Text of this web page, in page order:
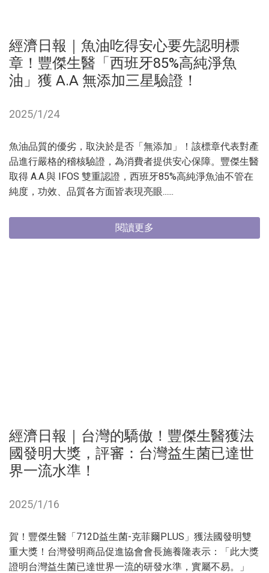
經濟日報｜魚油吃得安心要先認明標
章！豐傑生醫「西班牙85%高純淨魚
油」獲 A.A 無添加三星驗證！
2025/1/24
魚油品質的優劣，取決於是否「無添加」！該標章代表對產
品進行嚴格的稽核驗證，為消費者提供安心保障。豐傑生醫
取得 A.A.與 IFOS 雙重認證，西班牙85%高純淨魚油不管在
純度，功效、品質各方面皆表現亮眼......
閱讀更多
經濟日報｜台灣的驕傲！豐傑生醫獲法
國發明大獎，評審：台灣益生菌已達世
界一流水準！
2025/1/16
賀！豐傑生醫「712D益生菌-克菲爾PLUS」獲法國發明雙
重大獎！台灣發明商品促進協會會長施養隆表示：「此大獎
證明台灣益生菌已達世界一流的研發水準，實屬不易。」